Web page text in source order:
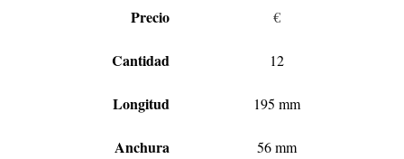
Precio €
Cantidad 12
Longitud 195 mm
Anchura 56 mm